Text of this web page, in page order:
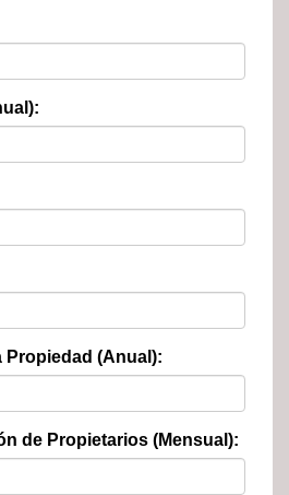
Propiedad (Anual):
de Propietarios (Mensual):